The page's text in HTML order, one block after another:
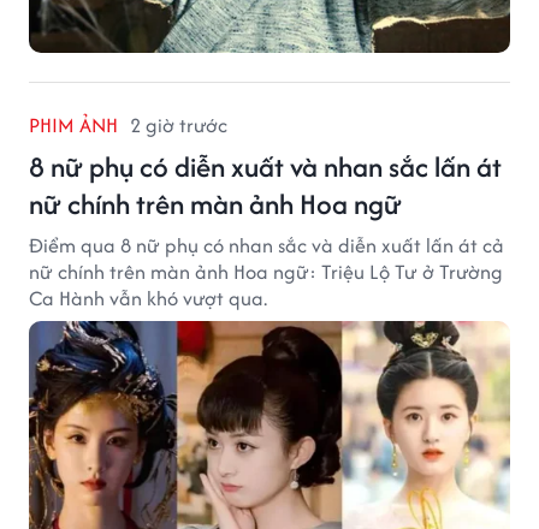
PHIM ẢNH 2 giờ trước
8 nữ phụ có diễn xuất và nhan sắc lấn át
nữ chính trên màn ảnh Hoa ngữ
Điểm qua 8 nữ phụ có nhan sắc và diễn xuất lấn át cả
nữ chính trên màn ảnh Hoa ngữ: Triệu Lộ Tư ở Trường
Ca Hành vẫn khó vượt qua.